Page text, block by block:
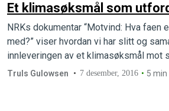
Et klimasøksmål som
NRKs dokumentar “Motvind: Hva faen
med?” viser hvordan vi har slitt og
innleveringen av et klimasøksmål mot
Truls Gulowsen 7 desember, 2016 5 min